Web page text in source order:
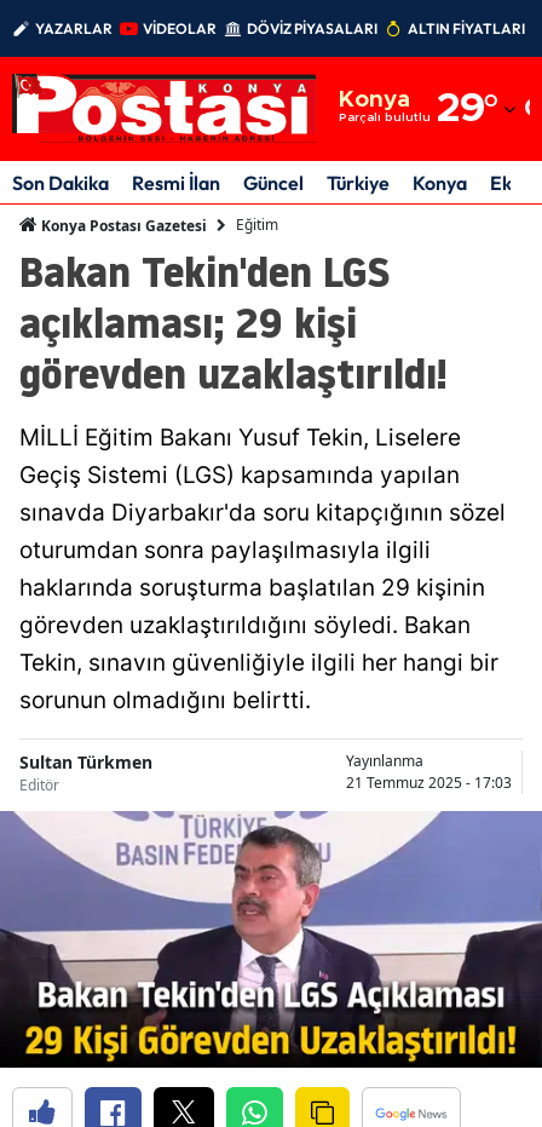
YAZARLAR VİDEOLAR DÖVİZ PİYASALARI ALTIN FİYATLARI
Konya
Parçalı bulutlu 29°
Adıyaman
Afyonkarahisar
Amasya
Antalya
Aydın
Balıkesir
Bilecik
Bingöl
Bitlis
Burdur
Çanakkale
Çorum
Denizli
Diyarbakır
Edirne
Son Dakika Resmi İlan Güncel Türkiye Konya
Konya Postası Gazetesi Eğitim
Bakan Tekin'den LGS
açıklaması; 29 kişi
görevden uzaklaştırıldı!
MİLLİ Eğitim Bakanı Yusuf Tekin, Liselere
Geçiş Sistemi (LGS) kapsamında yapılan
sınavda Diyarbakır'da soru kitapçığının sözel
oturumdan sonra paylaşılmasıyla ilgili
haklarında soruşturma başlatılan 29 kişinin
görevden uzaklaştırıldığını söyledi. Bakan
Tekin, sınavın güvenliğiyle ilgili her hangi bir
sorunun olmadığını belirtti.
Sultan Türkmen
Editör
Yayınlanma
21 Temmuz 2025 - 17:03